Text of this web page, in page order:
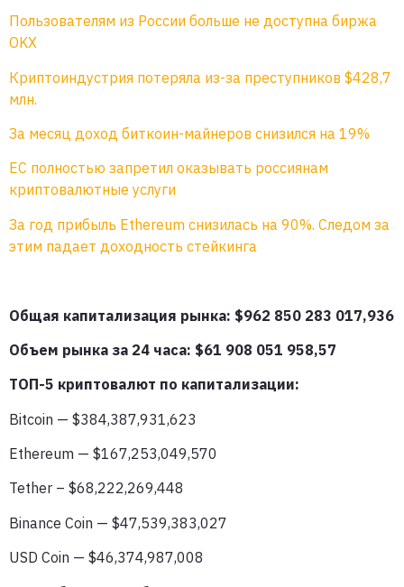
Пользователям из России больше не доступна биржа
OKX
Криптоиндустрия потеряла из-за преступников $428,7
млн.
За месяц доход биткоин-майнеров снизился на 19%
ЕС полностью запретил оказывать россиянам
криптовалютные услуги
За год прибыль Ethereum снизилась на 90%. Следом за
этим падает доходность стейкинга
Общая капитализация рынка: $962 850 283 017,936
Объем рынка за 24 часа: $61 908 051 958,57
ТОП-5 криптовалют по капитализации:
Bitcoin — $384,387,931,623
Ethereum — $167,253,049,570
Tether – $68,222,269,448
Binance Coin — $47,539,383,027
USD Coin — $46,374,987,008